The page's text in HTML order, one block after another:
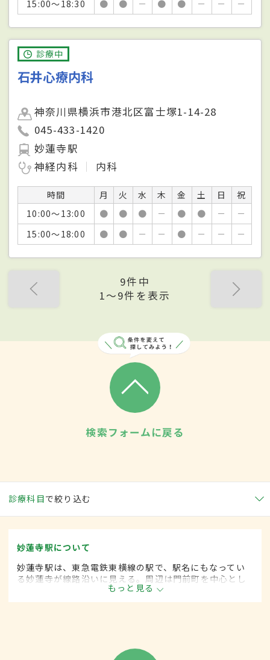
15:00～18:30
● ● － ● ● － － －
診療中
石井心療内科
神奈川県横浜市港北区富士塚1-14-28
045-433-1420
妙蓮寺駅
神経内科
内科
時間 月 火 水 木 金 土 日
祝
10:00～13:00
● ● ● － ● ● －
－
15:00～18:00
● ● － － ● － － －
9件中
1〜9件を表示
検索フォームに戻る
診療科目で絞り込む
妙蓮寺駅について
妙蓮寺駅は、東急電鉄東横線の駅で、駅名にもなってい
る妙蓮寺が線路沿いに見える。周辺は門前町を中心とし
た住宅街で、下町の雰囲気を残した商店街や多くのクリ
ニックなどがある。近くには菊名池公園も。
もっと見る